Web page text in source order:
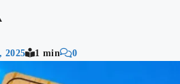
2025 1 min 0